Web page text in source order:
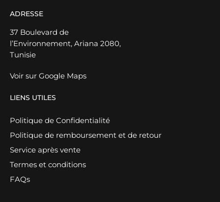
ADRESSE
37 Boulevard de
l’Environnement, Ariana 2080,
Tunisie
Voir sur Google Maps
LIENS UTILES
Politique de Confidentialité
Politique de remboursement et de retour
Service après vente
Termes et conditions
FAQs